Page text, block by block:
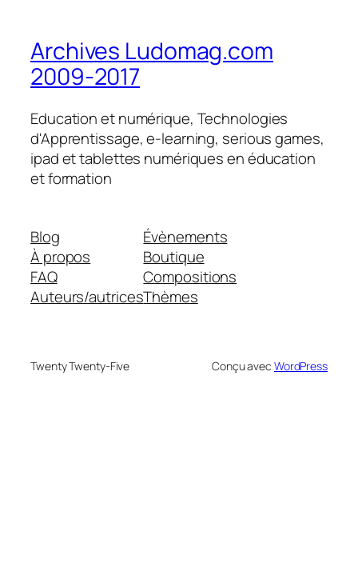
Archives Ludomag.com
2009-2017
Education et numérique, Technologies
d'Apprentissage, e-learning, serious games,
ipad et tablettes numériques en éducation
et formation
Blog
À propos
FAQ
Auteurs/autrices
Évènements
Boutique
Compositions
Thèmes
Twenty Twenty-Five Conçu avec WordPress